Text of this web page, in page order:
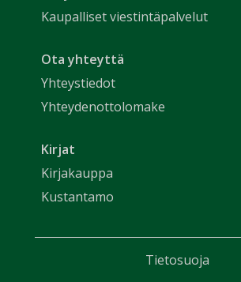
Kaupalliset viestintäpalvelut
Ota yhteyttä
Yhteystiedot
Yhteydenottolomake
Kirjat
Kirjakauppa
Kustantamo
Tietosuoja